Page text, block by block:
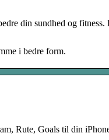
din sundhed og
i bedre form.
Rute, Goals til din